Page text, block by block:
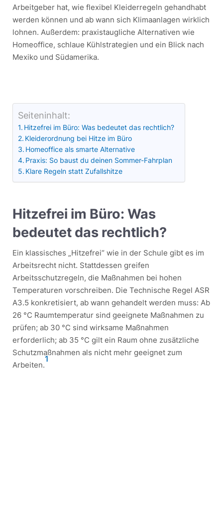
Arbeitgeber hat, wie flexibel Kleiderregeln gehandhabt
werden können und ab wann sich Klimaanlagen wirklich
lohnen. Außerdem: praxistaugliche Alternativen wie
Homeoffice, schlaue Kühlstrategien und ein Blick nach
Mexiko und Südamerika.
Seiteninhalt:
Hitzefrei im Büro: Was bedeutet das rechtlich?
Kleiderordnung bei Hitze im Büro
Homeoffice als smarte Alternative
Praxis: So baust du deinen Sommer-Fahrplan
Klare Regeln statt Zufallshitze
Hitzefrei im Büro: Was
bedeutet das rechtlich?
Ein klassisches „Hitzefrei“ wie in der Schule gibt es im
Arbeitsrecht nicht. Stattdessen greifen
Arbeitsschutzregeln, die Maßnahmen bei hohen
Temperaturen vorschreiben. Die Technische Regel ASR
A3.5 konkretisiert, ab wann gehandelt werden muss: Ab
26 °C Raumtemperatur sind geeignete Maßnahmen zu
prüfen; ab 30 °C sind wirksame Maßnahmen
erforderlich; ab 35 °C gilt ein Raum ohne zusätzliche
Schutzmaßnahmen als nicht mehr geeignet zum
Arbeiten.
1